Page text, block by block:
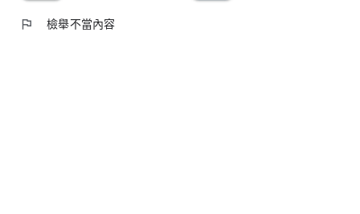
flag 檢舉不當內容